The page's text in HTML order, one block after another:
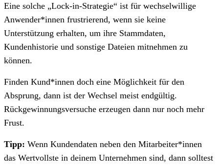
Eine solche „Lock-in-Strategie“ ist für wechselwillige
Anwender*innen frustrierend, wenn sie keine
Unterstützung erhalten, um ihre Stammdaten,
Kundenhistorie und sonstige Dateien mitnehmen zu
können.
Finden Kund*innen doch eine Möglichkeit für den
Absprung, dann ist der Wechsel meist endgültig.
Rückgewinnungsversuche erzeugen dann nur noch mehr
Frust.
Tipp: Wenn Kundendaten neben den Mitarbeiter*innen
das Wertvollste in deinem Unternehmen sind, dann solltest